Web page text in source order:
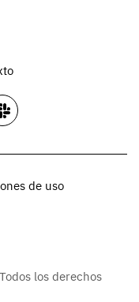
de uso
los derechos